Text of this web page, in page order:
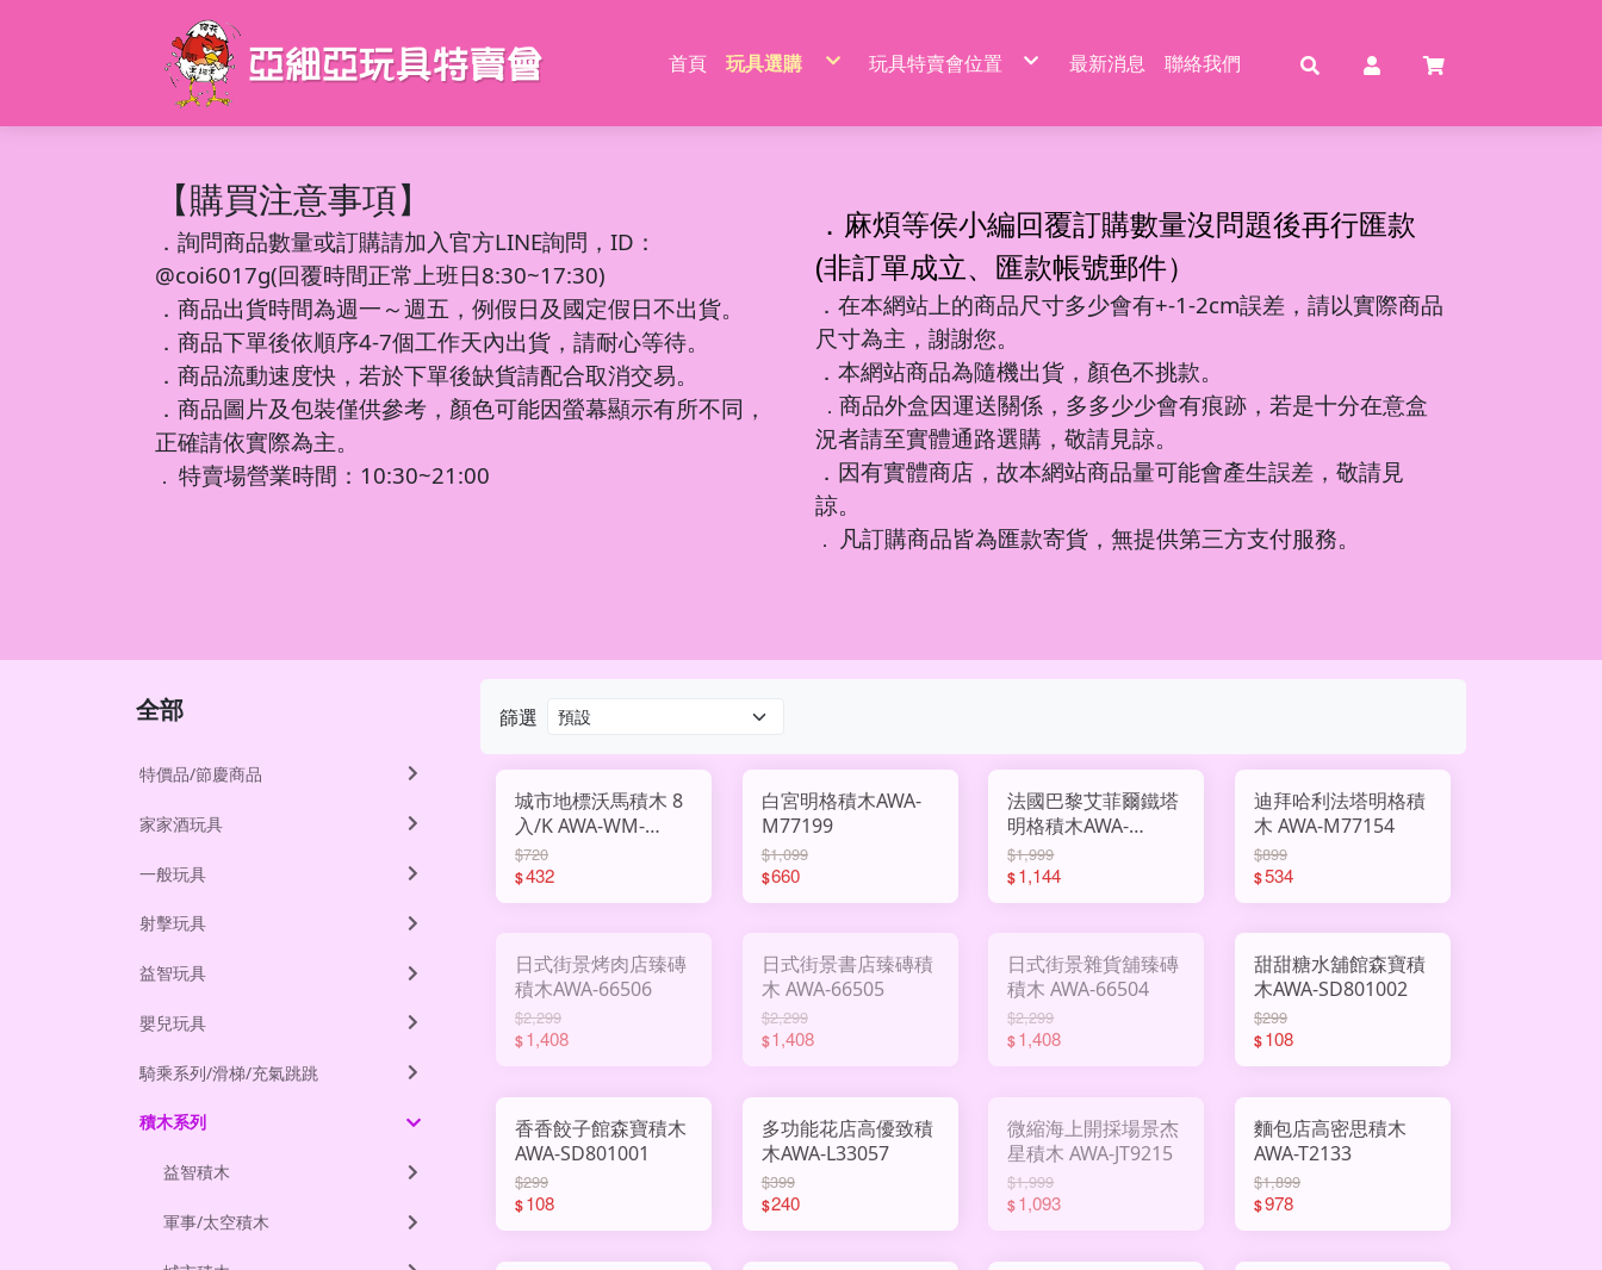
首頁 玩具選購
吊排/紙卡
包K/PVC袋
萬聖/聖誕
節慶商品
餐具/廚具/仿真食物
切切樂/仿真食物
餐具/廚具
收銀機/超市購物
森林家族
娃娃/芭比娃娃
梳妝/化妝/飾品
DIY飾品/配件/魔法棒
化妝台/梳妝台
清掃/衛浴玩具/家電
城堡/別墅/房屋
吹泡泡玩具
泡泡機
沙灘玩具
互動/戶外/運動類/對戰/競技
互動/戶外玩具
車/飛機玩具
消防系列
停車場/軌道車
多美小汽車
模型/合金車
釣釣樂/捏捏樂
迷你特工/恐龍特工/動畫
彩泥/史萊姆
帳篷/球/氣球
帳篷
彈力球/充氣球
音樂玩具
電話造型
恐龍系列
恐龍蛋
銅板價玩具
中華超人/布魯可/假面
驚喜盒/盲盒/洞洞樂/考古
認知模型
射擊玩具
軟彈槍
水槍
聲光槍
弓箭
水彈槍
飛鏢/鏢靶
百元內益智玩具
球台遊戲/地鼠機
魔方/魔尺
棋類/撲克牌/卡牌遊戲
桌遊
益智教學
遊戲機/方塊遊戲
多面遊戲盒
搖鈴/床鈴
學步車/搖椅
洗澡玩具
嬰兒學習用品
電動童車/摩托車
滑行車/助步車
三輪車/扭扭車
溜滑梯/充氣跳跳/搖搖馬
益智積木
軌道滾珠積木/螺絲釘積木
大顆粒主題積木
軍事/太空積木
陸軍
太空/星際積木
摩托車積木
警察/民航系列
主題積木
海盜/中古系列
泰迪/暴力/可愛熊
街景積木
日式街景植物造型
歷史/三國/水滸傳
積木桌/底板
文具用品類
學習用品
削筆器
修正系列
DIY勞作/手作
著色本/沙畫
貼紙/安靜書
咕卡/火漆/奶油膠
螢光筆/馬克筆
鉛筆/自動鉛筆
圓珠筆
紙類/本
線圈本
鎖本/密碼本
素描本/畫圖本
套裝組
遙控車
遙控動物/昆蟲
廚房用品
洗碗布/菜瓜布
風扇/電扇
泡澡球/沐浴球
鑰匙扣/掛件/擺件
玩具特賣會位置
台中南屯玩具批發特賣
最新消息 聯絡我們
【購買注意事項】
． 詢問商品數量或訂購請加入官方LINE詢問，ID：
@coi6017g(回覆時間正常上班日8:30~17:30)
．商品出貨時間為週一～週五，例假日及國定假日不出貨。
．商品下單後依順序4-7個工作天內出貨，請耐心等待。
．商品流動速度快，若於下單後缺貨請配合取消交易。
．商品圖片及包裝僅供參考，顏色可能因螢幕顯示有所不同，
正確請依實際為主。
． 特賣場營業時間：10:30~21:00
．麻煩等侯小編回覆訂購數量沒問題後再行匯款
(非訂單成立、匯款帳號郵件）
．在本網站上的商品尺寸多少會有+-1-2cm誤差，請以實際商品
尺寸為主，謝謝您。
．本網站商品為隨機出貨，顏色不挑款。
． 商品外盒因運送關係，多多少少會有痕跡，若是十分在意盒
況者請至實體通路選購，敬請見諒。
．因有實體商店，故本網站商品量可能會產生誤差，敬請見
諒。
． 凡訂購商品皆為匯款寄貨，無提供第三方支付服務。
篩選
城市地標沃馬積木 8
入/K AWA-WM-
C3052
$720
$432
白宮明格積木AWA-
M77199
$1,099
$660
法國巴黎艾菲爾鐵塔
明格積木AWA-
M77155
$1,999
$1,144
迪拜哈利法塔明格積
木 AWA-M77154
$899
$534
日式街景烤肉店臻磚
積木AWA-66506
$2,299
$1,408
日式街景書店臻磚積
木 AWA-66505
$2,299
$1,408
日式街景雜貨舖臻磚
積木 AWA-66504
$2,299
$1,408
甜甜糖水舖館森寶積
木AWA-SD801002
$299
$108
香香餃子館森寶積木
AWA-SD801001
$299
$108
多功能花店高優致積
木AWA-L33057
$399
$240
微縮海上開採場景杰
星積木 AWA-JT9215
$1,999
$1,093
麵包店高密思積木
AWA-T2133
$1,899
$978
全部
特價品/節慶商品
家家酒玩具
一般玩具
射擊玩具
益智玩具
嬰兒玩具
騎乘系列/滑梯/充氣跳跳
積木系列
益智積木
軍事/太空積木